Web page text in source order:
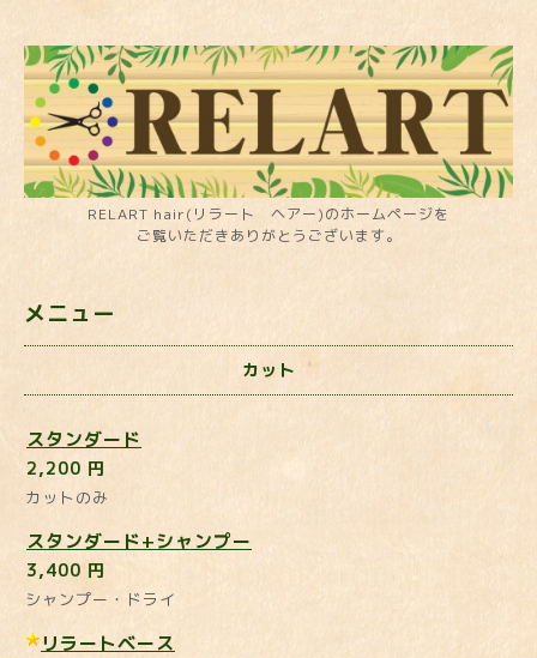
RELART hair(リラート ヘアー)のホームページを
ご覧いただきありがとうございます。
メニュー
カット
スタンダード
2,200 円
カットのみ
スタンダード+シャンプー
3,400 円
シャンプー・ドライ
リラートベース